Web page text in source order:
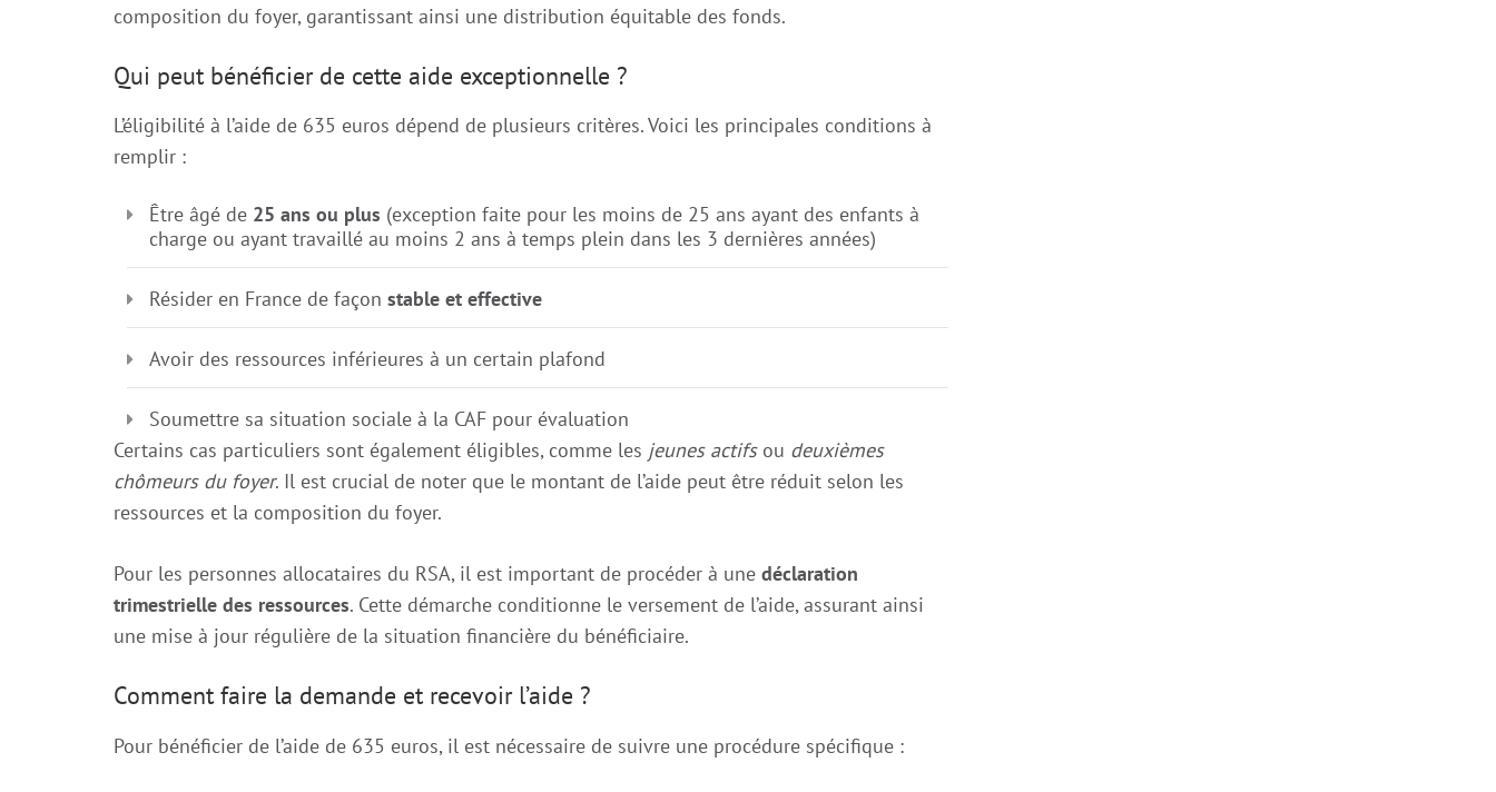
composition du foyer, garantissant ainsi une distribution équitable des fonds.
Qui peut bénéficier de cette aide exceptionnelle ?
L’éligibilité à l’aide de 635 euros dépend de plusieurs critères. Voici les principales conditions à
remplir :
Être âgé de 25 ans ou plus (exception faite pour les moins de 25 ans ayant des enfants à
charge ou ayant travaillé au moins 2 ans à temps plein dans les 3 dernières années)
Résider en France de façon stable et effective
Avoir des ressources inférieures à un certain plafond
Soumettre sa situation sociale à la CAF pour évaluation
Certains cas particuliers sont également éligibles, comme les jeunes actifsou deuxièmes
chômeurs du foyer. Il est crucial de noter que le montant de l’aide peut être réduit selon les
ressources et la composition du foyer.
Pour les personnes allocataires du RSA, il est important de procéder à une déclaration
trimestrielle des ressources. Cette démarche conditionne le versement de l’aide, assurant ainsi
une mise à jour régulière de la situation financière du bénéficiaire.
Comment faire la demande et recevoir l’aide ?
Pour bénéficier de l’aide de 635 euros, il est nécessaire de suivre une procédure spécifique :